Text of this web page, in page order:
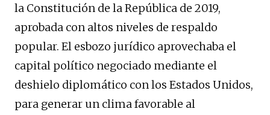
la Constitución de la República de 2019,
aprobada con altos niveles de respaldo
popular. El esbozo jurídico aprovechaba el
capital político negociado mediante el
deshielo diplomático con los Estados Unidos,
para generar un clima favorable al